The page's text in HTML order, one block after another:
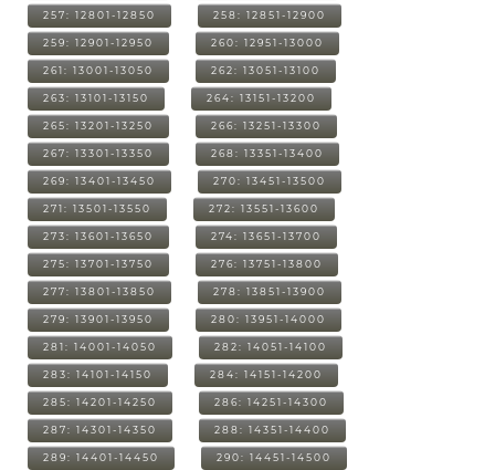
257: 12801-12850 258: 12851-12900
259: 12901-12950 260: 12951-13000
261: 13001-13050 262: 13051-13100
263: 13101-13150 264: 13151-13200
265: 13201-13250 266: 13251-13300
267: 13301-13350 268: 13351-13400
269: 13401-13450 270: 13451-13500
271: 13501-13550 272: 13551-13600
273: 13601-13650 274: 13651-13700
275: 13701-13750 276: 13751-13800
277: 13801-13850 278: 13851-13900
279: 13901-13950 280: 13951-14000
281: 14001-14050 282: 14051-14100
283: 14101-14150 284: 14151-14200
285: 14201-14250 286: 14251-14300
287: 14301-14350 288: 14351-14400
289: 14401-14450 290: 14451-14500